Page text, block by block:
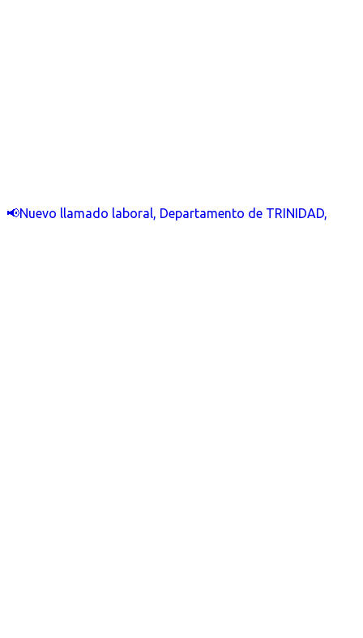
📢Nuevo llamado laboral, Departamento de TRINIDAD,